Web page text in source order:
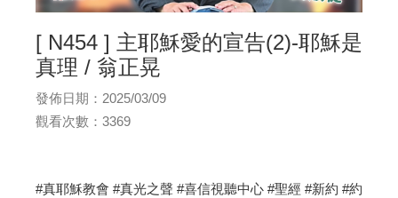
[ N454 ] 主耶穌愛的宣告(2)-耶穌是
真理 / 翁正晃
發佈日期：2025/03/09
觀看次數：3369
#真耶穌教會 #真光之聲 #喜信視聽中心 #聖經 #新約 #約